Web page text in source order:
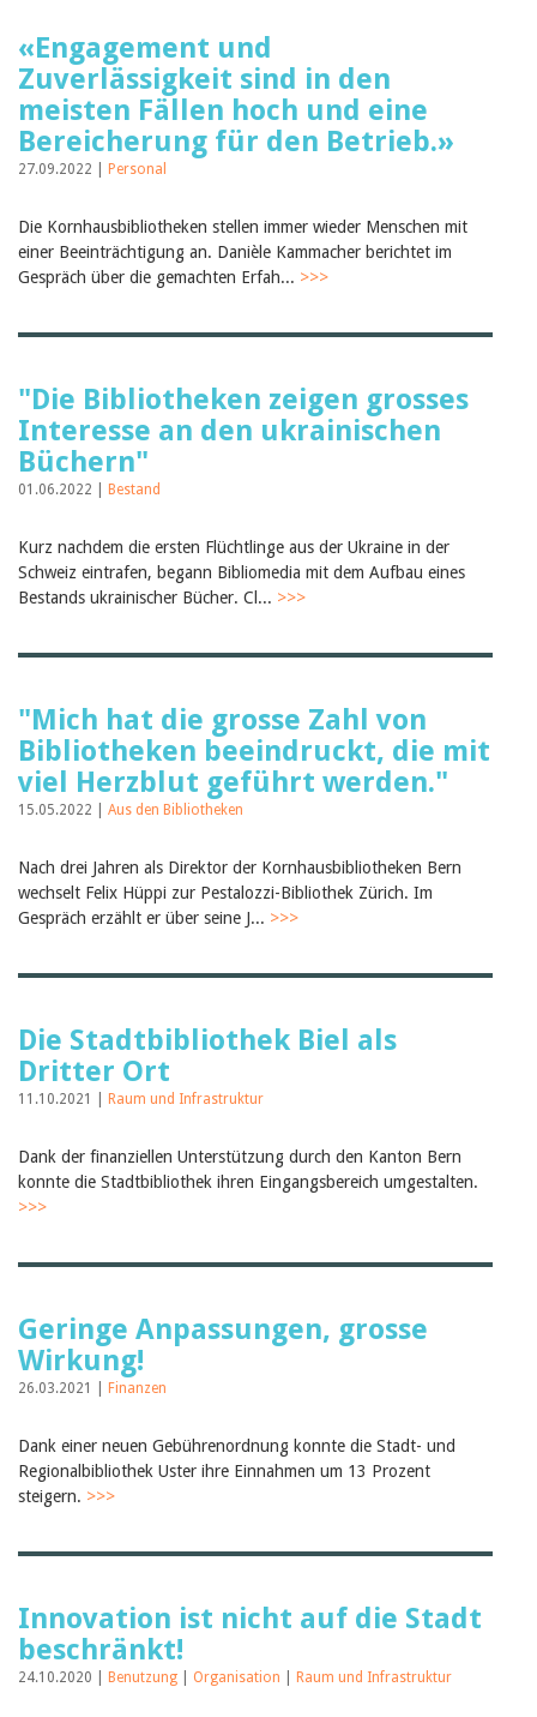
«Engagement und
Zuverlässigkeit sind in den
meisten Fällen hoch und eine
Bereicherung für den Betrieb.»
27.09.2022 | Personal
Die Kornhausbibliotheken stellen immer wieder Menschen mit
einer Beeinträchtigung an. Danièle Kammacher berichtet im
Gespräch über die gemachten Erfah... >>>
"Die Bibliotheken zeigen grosses
Interesse an den ukrainischen
Büchern"
01.06.2022 | Bestand
Kurz nachdem die ersten Flüchtlinge aus der Ukraine in der
Schweiz eintrafen, begann Bibliomedia mit dem Aufbau eines
Bestands ukrainischer Bücher. Cl... >>>
"Mich hat die grosse Zahl von
Bibliotheken beeindruckt, die mit
viel Herzblut geführt werden."
15.05.2022 | Aus den Bibliotheken
Nach drei Jahren als Direktor der Kornhausbibliotheken Bern
wechselt Felix Hüppi zur Pestalozzi-Bibliothek Zürich. Im
Gespräch erzählt er über seine J... >>>
Die Stadtbibliothek Biel als
Dritter Ort
11.10.2021 | Raum und Infrastruktur
Dank der finanziellen Unterstützung durch den Kanton Bern
konnte die Stadtbibliothek ihren Eingangsbereich umgestalten.
>>>
Geringe Anpassungen, grosse
Wirkung!
26.03.2021 | Finanzen
Dank einer neuen Gebührenordnung konnte die Stadt- und
Regionalbibliothek Uster ihre Einnahmen um 13 Prozent
steigern. >>>
Innovation ist nicht auf die Stadt
beschränkt!
24.10.2020 | Benutzung Organisation Raum und Infrastruktur